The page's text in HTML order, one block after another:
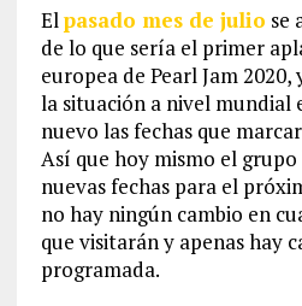
Elpasado mes de julio se
de lo que sería el primer
europea de Pearl Jam
la situación a nivel mundial
nuevo las fechas que
Así que hoy mismo el
nuevas fechas para el
no hay ningún cambio en
que visitarán y apenas hay
programada.